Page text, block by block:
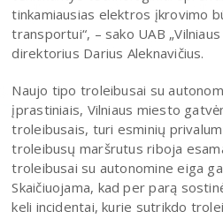
tinkamiausias elektros įkrovimo
transportui“, – sako UAB
direktorius Darius Aleknavičius.
Naujo tipo troleibusai su
įprastiniais, Vilniaus miesto
troleibusais, turi esminių
troleibusų maršrutus riboja
troleibusai su autonomine eiga
Skaičiuojama, kad per parą
keli incidentai, kurie sutrikdo